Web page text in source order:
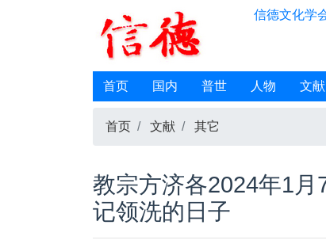
信德文化学
首页 国内 普世 人物 文献
首页 文献 其它
教宗方济各2024年1
记领洗的日子